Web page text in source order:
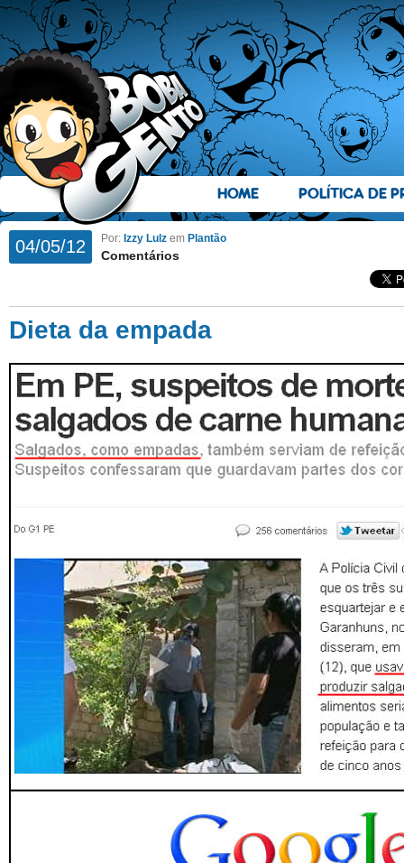
HOME POLÍTICA DE
04/05/12 Por: Izzy Lulz em Plantão
Comentários
Dieta da empada